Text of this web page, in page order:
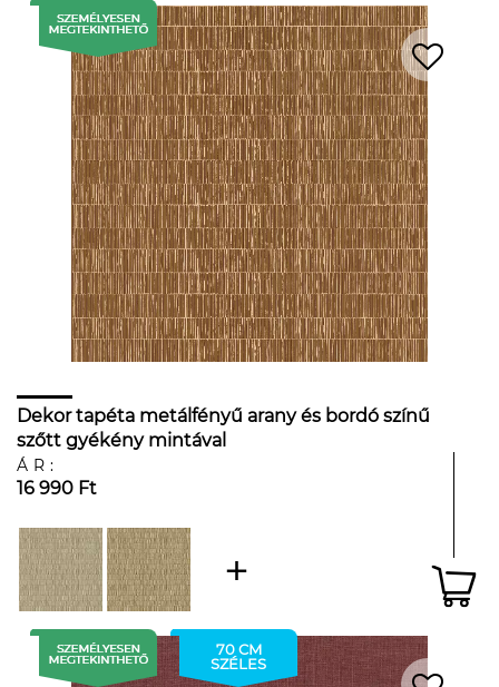
Dekor tapéta metálfényű arany és bordó színű
szőtt gyékény mintával
ÁR:
16 990 Ft
70 CM
SZÉLES